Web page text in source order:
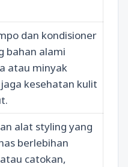
dan kondisioner
bahan alami
atau minyak
kesehatan kulit
alat styling yang
berlebihan
catokan,